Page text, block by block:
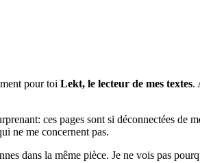
pour toi Lekt, le lecteur de mes textes.
ces pages sont si déconnectées de
ne me concernent pas.
dans la même pièce. Je ne vois pas